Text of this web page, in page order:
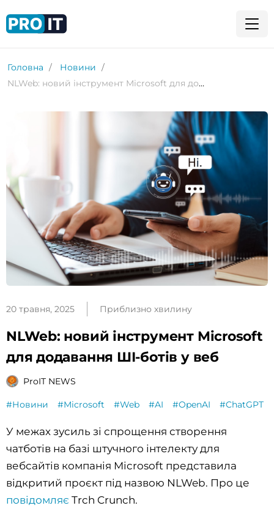
Головна
Новини
NLWeb: новий інструмент Microsoft для додавання ШІ-ботів у веб
20 травня, 2025 Приблизно хвилину
NLWeb: новий інструмент Microsoft
для додавання ШІ-ботів у веб
ProIT NEWS
#Новини #Microsoft #Web #AI #OpenAI #ChatGPT
У межах зусиль зі спрощення створення
чатботів на базі штучного інтелекту для
вебсайтів компанія Microsoft представила
відкритий проєкт під назвою NLWeb. Про це
повідомляє Trch Crunch.